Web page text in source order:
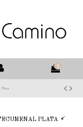
0
Plata